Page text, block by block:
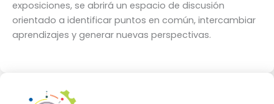
exposiciones, se abrirá un espacio de discusión
orientado a identificar puntos en común, intercambiar
aprendizajes y generar nuevas perspectivas.